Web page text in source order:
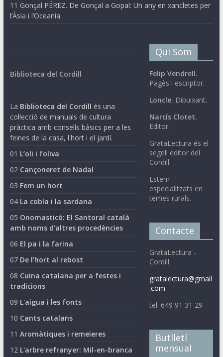
11 Gonçal PÉREZ. De Gonçal a Gopal: Un any en xancletes per
l’Àsia i l’Oceania.
Biblioteca del Cordill
La Biblioteca del Cordill és una
col·lecció de manuals de cultura
pràctica amb consells bàsics per a les
feines de la casa, l'hort i el jardí.
01 L’oli i l’oliva
02 Cançoneret de Nadal
03 Fem un hort
04 La cobla i la sardana
05 Onomasticó: El Santoral català
amb noms d'altres procedències
06 El pa i la farina
07 De l’hort al rebost
08 Cuina catalana per a festes i
tradicions
09 L'aigua i les fonts
10 Cants catalans
11 Aromàtiques i remeieres
12 L'arbre refranyer: Mil-en-branca
Qui Som
Felip Vendrell.
Pagès i escriptor.
Loncle. Dibuixant.
Narcís Clotet.
Editor.
GrataLectura és el
segell editor del
Cordill.
Estem
especialitzats en
temes rurals.
Contacte
GrataLectura -
Cordill
gratalectura@gmail
.com
tel. 649 91 31 29
Butlletí
mensual